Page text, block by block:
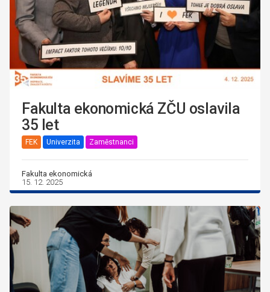
Fakulta ekonomická ZČU oslavila
35 let
FEK Univerzita Zaměstnanci
Fakulta ekonomická
15. 12. 2025